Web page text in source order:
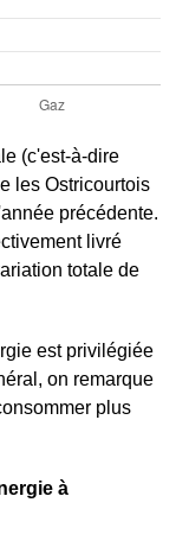
(c'est-à-dire
les Ostricourtois
précédente.
livré
totale de
est privilégiée
on remarque
plus
à